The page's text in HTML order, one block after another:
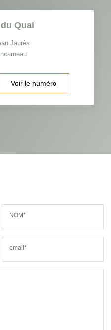
Quai
Jaurès
Voir le numéro
NOM*
email*